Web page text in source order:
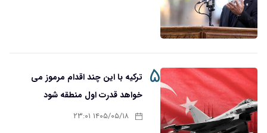
۵
ترکیه با این چند اقدام مرموز می
خواهد قدرت اول منطقه شود
۱۴۰۵/۰۵/۱۸ ۲۳:۰۱